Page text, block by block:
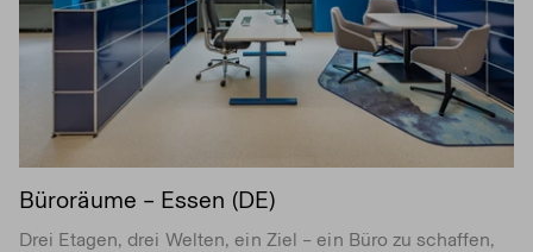
Büroräume – Essen (DE)
Drei Etagen, drei Welten, ein Ziel – ein Büro zu schaffen,